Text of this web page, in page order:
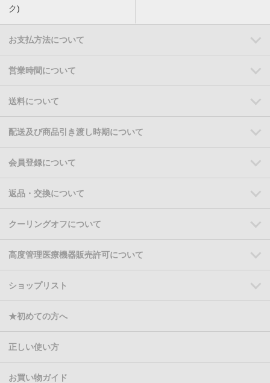
ク)
お支払方法について
営業時間について
送料について
配送及び商品引き渡し時期について
会員登録について
返品・交換について
クーリングオフについて
高度管理医療機器販売許可について
ショップリスト
★初めての方へ
正しい使い方
お買い物ガイド